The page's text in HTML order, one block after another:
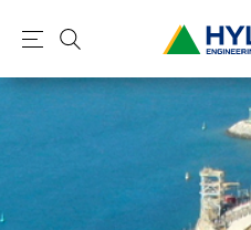
현
메
뉴
검
색